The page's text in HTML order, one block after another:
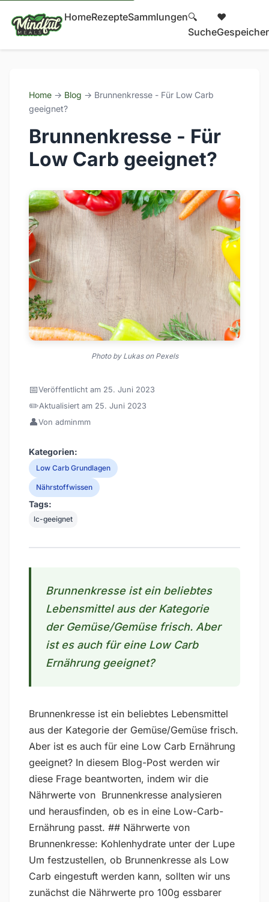
HomeRezepteSammlungen🔍
Suche
❤️
Home → Blog → Brunnenkresse - Für Low Carb
geeignet?
Brunnenkresse - Für
Low Carb geeignet?
Photo by Lukas on Pexels
📅Veröffentlicht am 25. Juni 2023
✏️Aktualisiert am 25. Juni 2023
👤Von adminmm
Kategorien:
Low Carb Grundlagen
Nährstoffwissen
Tags:
lc-geeignet
Brunnenkresse ist ein beliebtes
Lebensmittel aus der Kategorie
der Gemüse/Gemüse frisch. Aber
ist es auch für eine Low Carb
Ernährung geeignet?
Brunnenkresse ist ein beliebtes Lebensmittel
aus der Kategorie der Gemüse/Gemüse frisch.
Aber ist es auch für eine Low Carb Ernährung
geeignet? In diesem Blog-Post werden wir
diese Frage beantworten, indem wir die
Nährwerte von Brunnenkresse analysieren
und herausfinden, ob es in eine Low-Carb-
Ernährung passt. ## Nährwerte von
Brunnenkresse: Kohlenhydrate unter der Lupe
Um festzustellen, ob Brunnenkresse als Low
Carb eingestuft werden kann, sollten wir uns
zunächst die Nährwerte pro 100g essbarer